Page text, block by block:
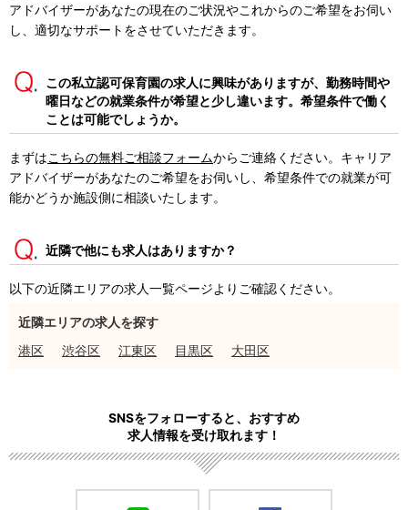
アドバイザーがあなたの現在のご状況やこれからのご希望をお伺い
し、適切なサポートをさせていただきます。
この私立認可保育園の求人に興味がありますが、勤務時間や
曜日などの就業条件が希望と少し違います。希望条件で働く
ことは可能でしょうか。
まずはこちらの無料ご相談フォームからご連絡ください。キャリア
アドバイザーがあなたのご希望をお伺いし、希望条件での就業が可
能かどうか施設側に相談いたします。
近隣で他にも求人はありますか？
以下の近隣エリアの求人一覧ページよりご確認ください。
近隣エリアの求人を探す
港区
渋谷区 江東区 目黒区 大田区
SNSをフォローすると、おすすめ
求人情報を受け取れます！